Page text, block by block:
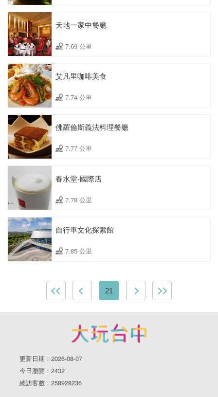
天地一家中餐廳
7.69 公里
艾凡里咖啡美食
7.74 公里
佛羅倫斯義法料理餐廳
7.77 公里
春水堂-國際店
7.78 公里
自行車文化探索館
7.85 公里
21
更新日期：2026-08-07
今日瀏覽：2432
總訪客數：258928236